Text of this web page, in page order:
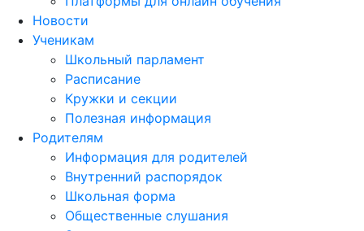
Новости
Ученикам
Школьный парламент
Расписание
Кружки и секции
Полезная информация
Родителям
Информация для родителей
Внутренний распорядок
Школьная форма
Общественные слушания